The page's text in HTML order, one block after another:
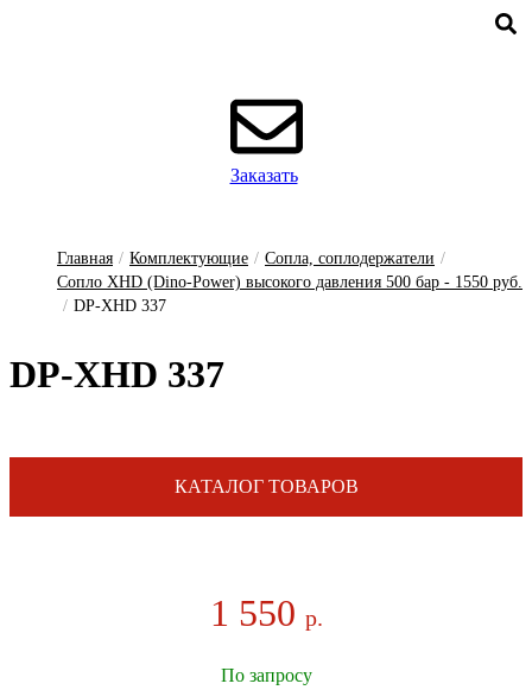
Заказать
Главная / Комплектующие / Сопла, соплодержатели /
Сопло XHD (Dino-Power) высокого давления 500 бар - 1550 руб.
/ DP-XHD 337
DP-XHD 337
КАТАЛОГ ТОВАРОВ
1 550 р.
По запросу